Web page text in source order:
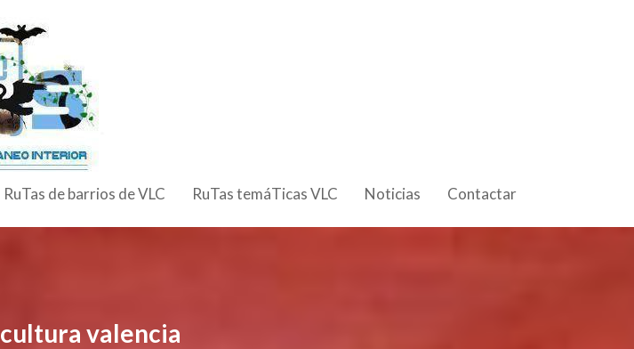
RuTas de barrios de VLC RuTas temáTicas VLC Noticias Contactar
cultura valencia